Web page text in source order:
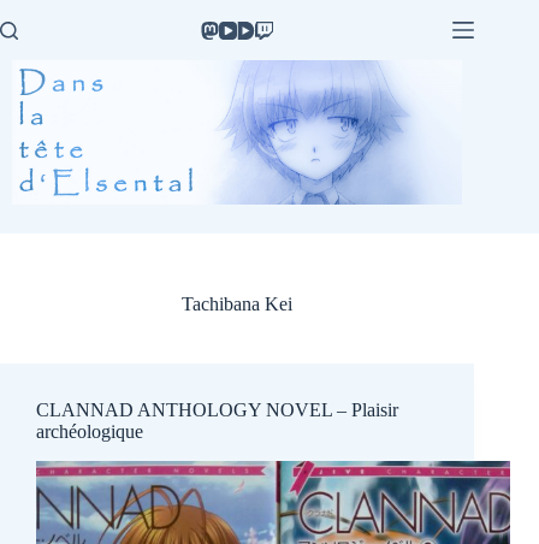
au
Tachibana Kei
CLANNAD ANTHOLOGY NOVEL – Plaisir
archéologique